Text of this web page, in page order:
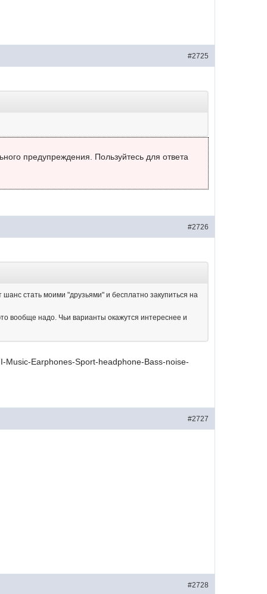
#2725
предупреждения. Пользуйтесь для ответа
#2726
стать моими "друзьями" и бесплатно закупиться на
вообще надо. Чьи варианты окажутся интереснее и
Music-Earphones-Sport-headphone-Bass-noise-
#2727
#2728